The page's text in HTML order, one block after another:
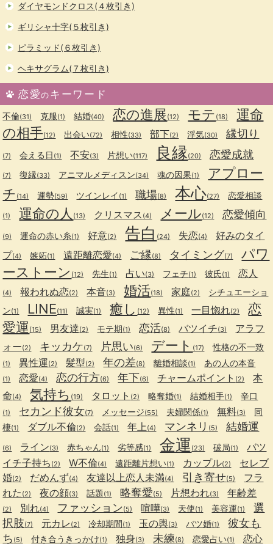
ダイヤモンドクロス(４枚引き)
ギリシャ十字(５枚引き)
ピラミッド(６枚引き)
ヘキサグラム(７枚引き)
恋愛のキーワード
不倫(31) 克服(1) 結婚(40) 恋の進展(12) モテ (18)
運命
の相手(12) 出会い(72) 相性(33) 部下(2) 浮気(30) 縁切り
(7) 会える日 (1) 不安(3) 片想い(117) 良縁(20) 恋愛成就
(7) 復縁(33) アニマルメディスン(34) 魂の因果(1)
アプロー
チ (14) 運勢(59) ツインレイ (1) 職場(8) 本心(27) 恋愛相談
(1) 運命の人 (13) クリスマス (4) メール(12) 恋愛傾向
(9) 運命の赤い糸(1) 好意(2) 告白 (24) 失恋(4)
好みのタイ
プ(4) 嫉妬(1) 遠距離恋愛(4) ご縁(8) タイミング(7)
パワ
ーストーン (12) 先生(1) 占い(3) フェチ(1) 彼氏(1) 恋人
(4) 報われぬ恋(2) 本音(3) 婚活(18) 家庭(2)
シチュエーショ
ン(1) LINE(11) 誠実(1) 癒し (12) 異性(1) 一目惚れ(2)
恋
愛運 (15) 男友達(2) モテ期(1) 恋活(8) バツイチ(3)
アラフ
ォー(2) キッカケ(7) 片思い(6) デート (17) 性格の不一致
(1) 異性運(2) 髪型(2) 年の差(8) 離婚相談(1) あの人の本音
(1) 恋愛(4) 恋の行方(6) 年下(6) チャームポイント (2)
本
命(4) 気持ち (19) タロット (2) 略奪婚(1) 結婚相手(1) 辛口
(1) セカンド彼女(7) メッセージ(55) 夫婦関係(1) 無料(3)
同
棲(1) ダブル不倫(2) 会話(1) 年上(4) マンネリ (5) 結婚運
(6) ライン(3) 赤ちゃん(1) 劣等感(1) 金運 (23) 破局(1)
バツ
イチ子持ち (2) W不倫(4) 遠距離片想い(1) カップル(2)
セレブ
婚(2) だめんず(4) 友達以上恋人未満(4) 引き寄せ(5)
フラ
れた (2) 夜の顔(3) 話題(1) 略奪愛(5) 片想われ(3) 年齢差
(2) 別れ(4) ファッション(5) 喧嘩(3) 天使(1) 美容運(1)
選
択肢(7) 元カレ (2) 冷却期間(1) 玉の輿(3) バツ婚(1)
彼女も
ち (5) 付き合うきっかけ(1) 独身(3) 未練(8) 恋愛占い(1) 恋心